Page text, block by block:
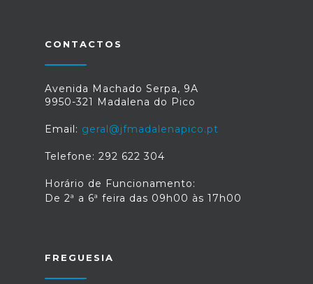
CONTACTOS
Avenida Machado Serpa, 9A
9950-321 Madalena do Pico
Email: geral@jfmadalenapico.pt
Telefone: 292 622 304
Horário de Funcionamento:
De 2ª a 6ª feira das 09h00 às 17h00
FREGUESIA